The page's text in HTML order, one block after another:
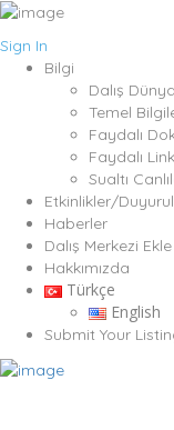
Sign In
Bilgi
Dalış
Temel
Faydalı
Faydalı
Sualtı
Etkinlikler/
Haberler
Dalış Merkezi Ekle
Hakkımızda
Türkçe
English
Submit Your